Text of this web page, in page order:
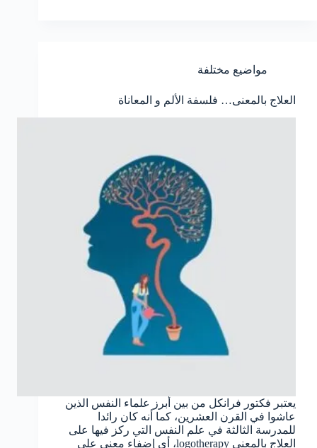
مواضيع مختلفة
العلاج بالمعنى… فلسفة الألم و المعاناة
يعتبر فكتور فرانكل من بين أبرز علماء النفس الذين
عاشوا في القرن العشرين، كما أنه كان رائدا
للمدرسة الثالثة في علم النفس التي ركز فيها على
العلاج بالمعنى logotherapy، أي إضفاء معنى على